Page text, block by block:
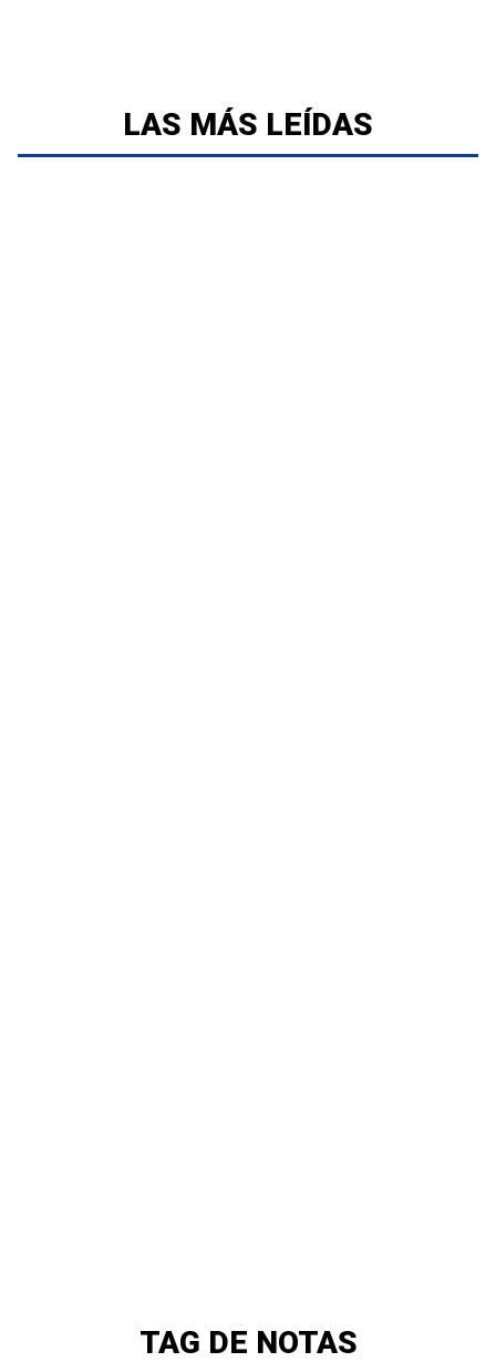
LAS MÁS LEÍDAS
TAG DE NOTAS